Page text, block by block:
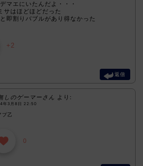
マエにいたんだよ・・・
サはほどほどだった
即割りバブルがあり得なかった
+2
返信
しのゲーマーさん より:
年3月8日 22:50
プ乙
0